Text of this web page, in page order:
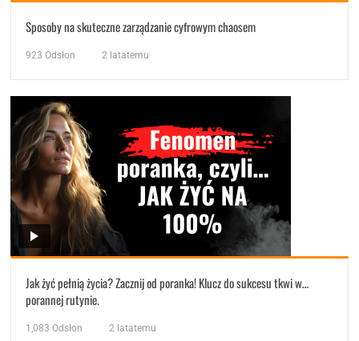
Sposoby na skuteczne zarządzanie cyfrowym chaosem
923 Odsłon 2 latatemu
Jak żyć pełnią życia? Zacznij od poranka! Klucz do sukcesu tkwi w…
porannej rutynie.
1,083 Odsłon 2 latatemu